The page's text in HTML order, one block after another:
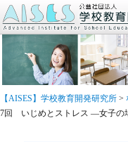
【AISES】学校教育開発研究所 >
7回 いじめとストレス ―女子の